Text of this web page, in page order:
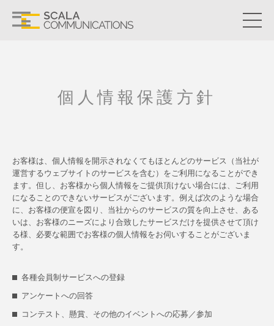
個人情報保護方針
お客様は、個人情報を開示されなくてもほとんどのサービス（当社が
運営するウェブサイトのサービスを含む）をご利用になることができ
ます。但し、お客様から個人情報をご提供頂けない場合には、ご利用
になることのできないサービスがございます。例えば次のような場合
に、お客様の便宣を図り、当社からのサービスの質を向上させ、ある
いは、お客様のニーズにより合致したサービスだけを提供させて頂け
る様、必要な範囲でお客様の個人情報をお伺いすることがございま
す。
各種会員制サービスへの登録
アンケートへの回答
コンテスト、懸賞、その他のイベントへの応募／参加